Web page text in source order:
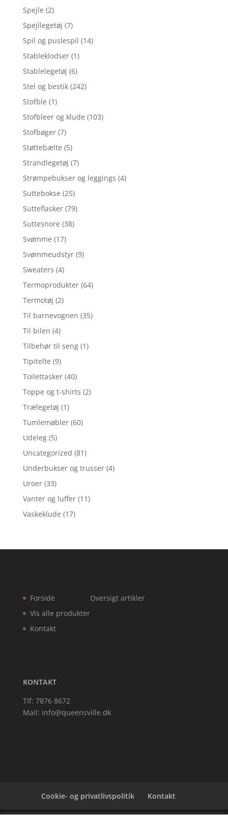
Spejle (2)
Spejllegetøj (7)
Spil og puslespil (14)
Stableklodser (1)
Stablelegetøj (6)
Stel og bestik (242)
Stofble (1)
Stofbleer og klude (103)
Stofbøger (7)
Støttebælte (5)
Strandlegetøj (7)
Strømpebukser og leggings (4)
Suttebokse (25)
Sutteflasker (79)
Suttesnore (38)
Svømme (17)
Svømmeudstyr (9)
Sweaters (4)
Termoprodukter (64)
Termotøj (2)
Til barnevognen (35)
Til bilen (4)
Tilbehør til seng (1)
Tipitelte (9)
Toilettasker (40)
Toppe og t-shirts (2)
Trælegetøj (1)
Tumlemøbler (60)
Udeleg (5)
Uncategorized (81)
Underbukser og trusser (4)
Uroer (33)
Vanter og luffer (11)
Vaskeklude (17)
Forside
Vis alle produkter
Kontakt
Oversigt artikler
KONTAKT
Tlf: 7876 8672
Mail: info@queensville.dk
Cookie- og privatlivspolitik Kontakt